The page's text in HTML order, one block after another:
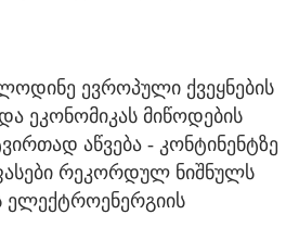
ევროპული ქვეყნების
ეკონომიკას მიწოდების
აწვება - კონტინენტზე
რეკორდულ ნიშნულს
ელექტროენერგიის